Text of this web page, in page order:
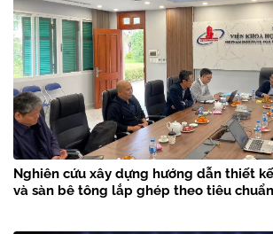
Nghiên cứu xây dựng hướng dẫn thiết
và sàn bê tông lắp ghép theo tiêu chuẩn